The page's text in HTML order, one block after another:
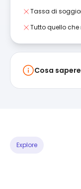
Tassa di
Tutto quello
Cosa sapere
Explore